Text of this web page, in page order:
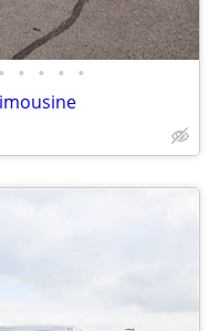
• • • • •